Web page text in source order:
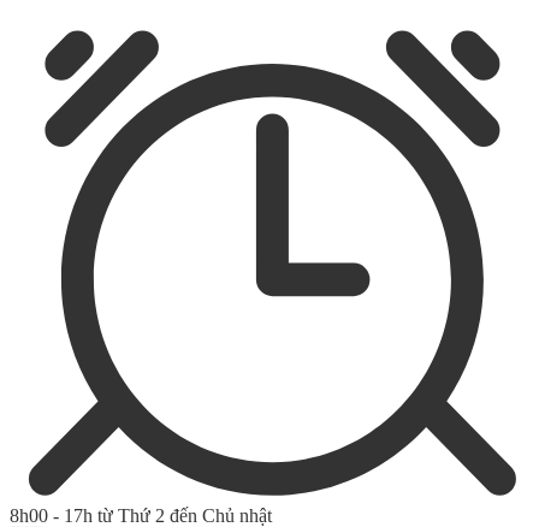
8h00 - 17h từ Thứ 2 đến Chủ nhật